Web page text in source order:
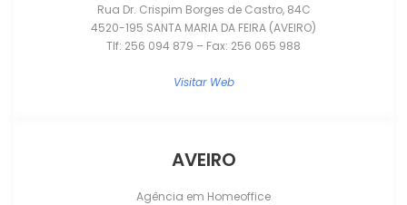
Rua Dr. Crispim Borges de Castro, 84C
4520-195 SANTA MARIA DA FEIRA (AVEIRO)
Tlf: 256 094 879 – Fax: 256 065 988
Visitar Web
AVEIRO
Agência em Homeoffice